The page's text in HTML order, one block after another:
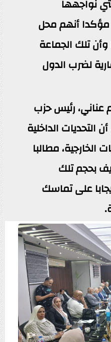
نواجهها
مؤكدا أنهم محل
تلك الجماعة
لضرب الدول
عناني، رئيس حزب
التحديات الداخلية
الخارجية، مطالبا
بحجم تلك
على تماسك